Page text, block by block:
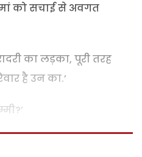
को सचाई से अवगत
का लड़का, पूरी तरह
है उन का.’